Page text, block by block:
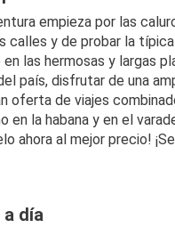
empieza por las
calles y de probar la
las hermosas y largas
país, disfrutar de una
oferta de viajes
en la habana y en el
ahora al mejor precio!
a día